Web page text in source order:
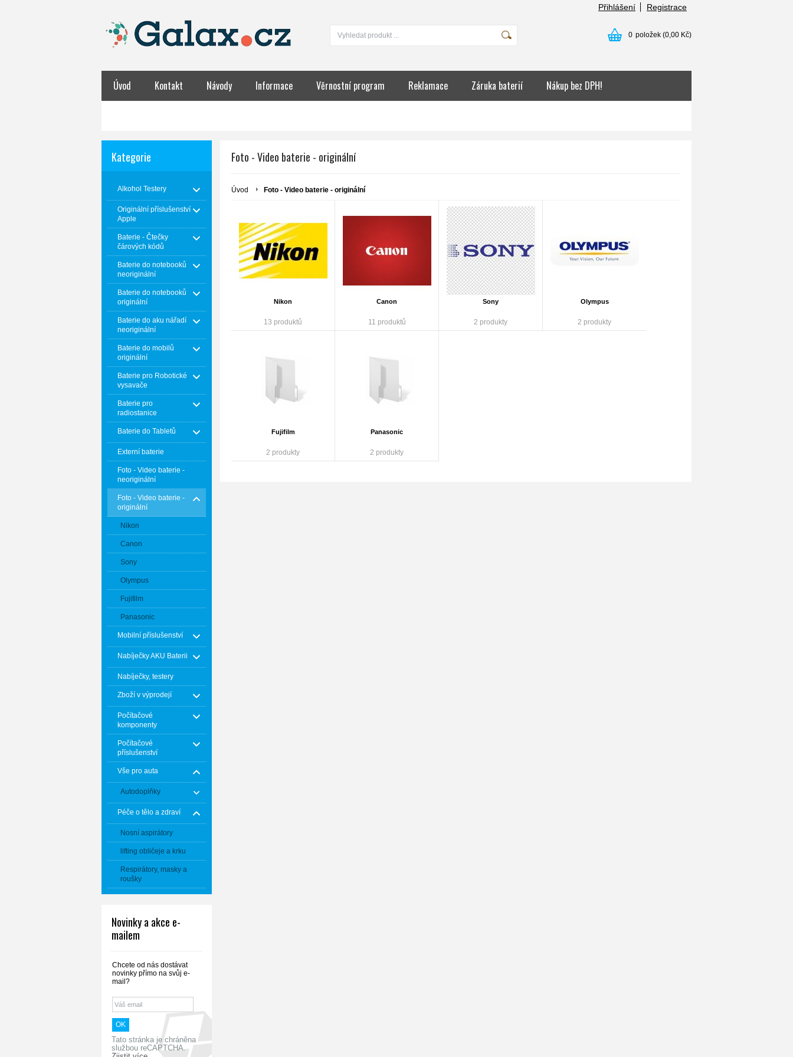
Přihlášení Registrace
0 položek (0,00 Kč)
Úvod Kontakt Návody Informace Věrnostní program Reklamace Záruka baterií Nákup bez DPH!
Kategorie
Alkohol Testery
Originální příslušenství
Apple
Baterie - Čtečky
čárových kódů
Baterie do notebooků
neoriginální
Baterie do notebooků
originální
Baterie do aku nářadí
neoriginální
Baterie do mobilů
originální
Baterie pro Robotické
vysavače
Baterie pro
radiostanice
Baterie do Tabletů
Externí baterie
Foto - Video baterie -
neoriginální
Foto - Video baterie -
originální
Nikon
Canon
Sony
Olympus
Fujifilm
Panasonic
Mobilní příslušenství
Nabíječky AKU Baterii
Nabíječky, testery
Zboží v výprodejí
Počítačové
komponenty
Počítačové
příslušenství
Vše pro auta
Autodoplňky
Péče o tělo a zdraví
Nosní aspirátory
lifting obličeje a krku
Respirátory, masky a
roušky
Novinky a akce e-
mailem
Chcete od nás dostávat
novinky přímo na svůj e-
mail?
Tato stránka je chráněna
službou reCAPTCHA.
Foto - Video baterie - originální
Úvod Foto - Video baterie - originální
Nikon
13 produktů
Canon
11 produktů
Sony
2 produkty
Olympus
2 produkty
Fujifilm
2 produkty
Panasonic
2 produkty